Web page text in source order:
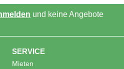
und keine Angebote
SERVICE
Mieten